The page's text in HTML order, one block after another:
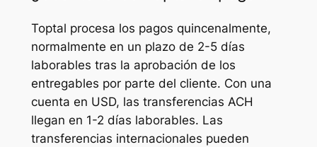
Toptal procesa los pagos quincenalmente,
normalmente en un plazo de 2-5 días
laborables tras la aprobación de los
entregables por parte del cliente. Con una
cuenta en USD, las transferencias ACH
llegan en 1-2 días laborables. Las
transferencias internacionales pueden